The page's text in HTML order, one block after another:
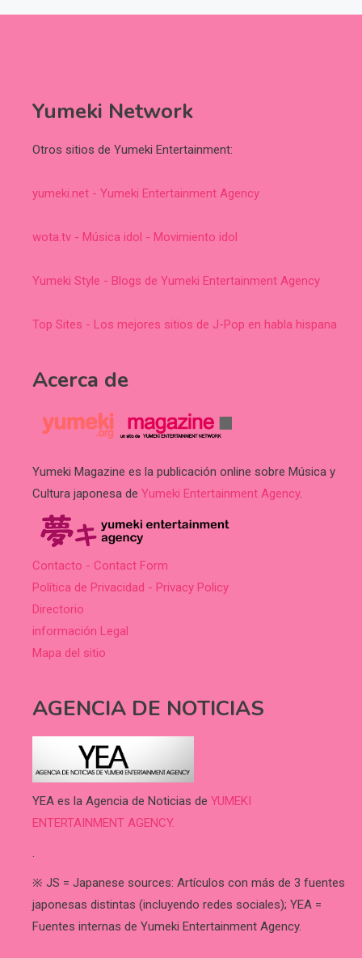
Yumeki Network
Otros sitios de Yumeki Entertainment:
yumeki.net - Yumeki Entertainment Agency
wota.tv - Música idol - Movimiento idol
Yumeki Style - Blogs de Yumeki Entertainment Agency
Top Sites - Los mejores sitios de J-Pop en habla hispana
Acerca de
Yumeki Magazine es la publicación online sobre Música y
Cultura japonesa de Yumeki Entertainment Agency.
Contacto - Contact Form
Política de Privacidad - Privacy Policy
Directorio
información Legal
Mapa del sitio
AGENCIA DE NOTICIAS
YEA es la Agencia de Noticias de YUMEKI
ENTERTAINMENT AGENCY.
.
※ JS = Japanese sources: Artículos con más de 3 fuentes
japonesas distintas (incluyendo redes sociales); YEA =
Fuentes internas de Yumeki Entertainment Agency.